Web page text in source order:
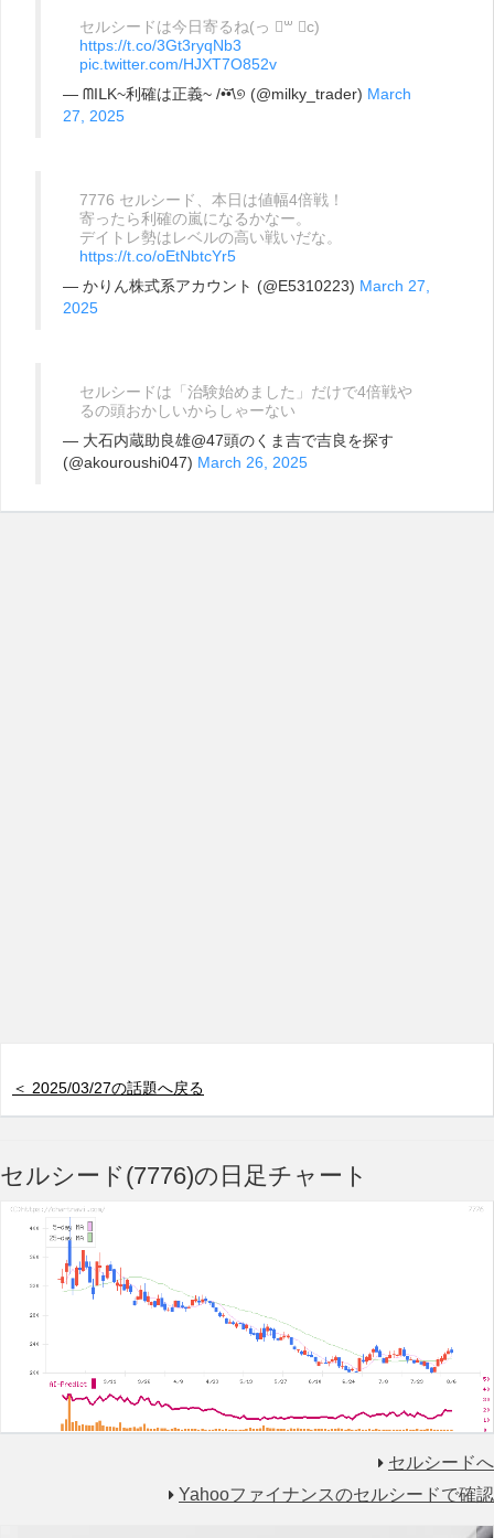
セルシードは今日寄るね(っ ॑꒳ ॑c)
https://t.co/3Gt3ryqNb3
pic.twitter.com/HJXT7O852v
— ᗰIᒪK~利確は正義~ /•᷅‎‎•᷄\୭ (@milky_trader) March
27, 2025
7776 セルシード、本日は値幅4倍戦！
寄ったら利確の嵐になるかなー。
デイトレ勢はレベルの高い戦いだな。
https://t.co/oEtNbtcYr5
— かりん株式系アカウント (@E5310223) March 27,
2025
セルシードは「治験始めました」だけで4倍戦や
るの頭おかしいからしゃーない
— 大石内蔵助良雄@47頭のくま吉で吉良を探す
(@akouroushi047) March 26, 2025
＜ 2025/03/27の話題へ戻る
セルシード(7776)の日足チャート
セルシードへ
Yahooファイナンスのセルシードで確認